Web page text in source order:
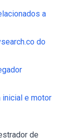
a
do
inicial e motor
de